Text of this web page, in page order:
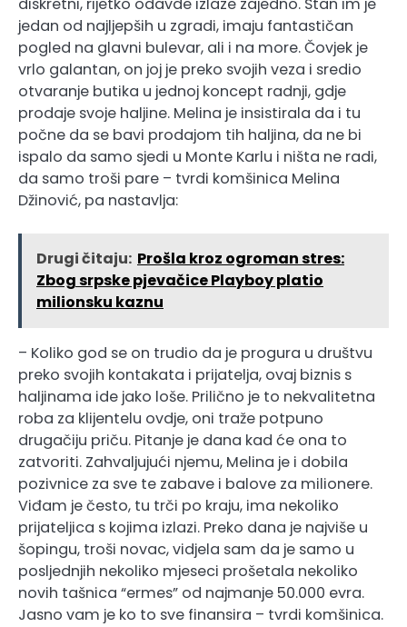
jedan od najljepših u zgradi, imaju fantastičan
pogled na glavni bulevar, ali i na more. Čovjek je
vrlo galantan, on joj je preko svojih veza i sredio
otvaranje butika u jednoj koncept radnji, gdje
prodaje svoje haljine. Melina je insistirala da i tu
počne da se bavi prodajom tih haljina, da ne bi
ispalo da samo sjedi u Monte Karlu i ništa ne radi,
da samo troši pare – tvrdi komšinica Melina
Džinović, pa nastavlja:
Drugi čitaju: Prošla kroz ogroman stres:
Zbog srpske pjevačice Playboy platio
milionsku kaznu
– Koliko god se on trudio da je progura u društvu
preko svojih kontakata i prijatelja, ovaj biznis s
haljinama ide jako loše. Prilično je to nekvalitetna
roba za klijentelu ovdje, oni traže potpuno
drugačiju priču. Pitanje je dana kad će ona to
zatvoriti. Zahvaljujući njemu, Melina je i dobila
pozivnice za sve te zabave i balove za milionere.
Viđam je često, tu trči po kraju, ima nekoliko
prijateljica s kojima izlazi. Preko dana je najviše u
šopingu, troši novac, vidjela sam da je samo u
posljednjih nekoliko mjeseci prošetala nekoliko
novih tašnica “ermes” od najmanje 50.000 evra.
Jasno vam je ko to sve finansira – tvrdi komšinica.